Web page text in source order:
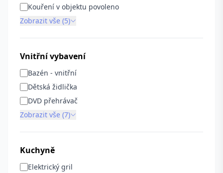
Kouření v objektu povoleno
Zobrazit vše (5)
Vnitřní vybavení
Bazén - vnitřní
Dětská židlička
DVD přehrávač
Zobrazit vše (7)
Kuchyně
Elektrický gril